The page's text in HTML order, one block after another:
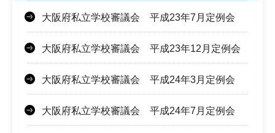
大阪府私立学校審議会 平成23年7月定例会
大阪府私立学校審議会 平成23年12月定例会
大阪府私立学校審議会 平成24年3月定例会
大阪府私立学校審議会 平成24年7月定例会